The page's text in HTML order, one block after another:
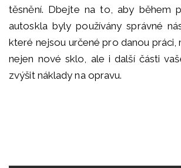
těsnění. Dbejte na to, aby během
autoskla byly používány správné
které nejsou určené pro danou
nejen nové sklo, ale i další části
zvýšit náklady na opravu.